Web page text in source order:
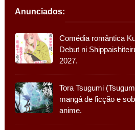
Anunciados:
Comédia romântica
Debut ni
2027.
Tora Tsugumi
mangá de ficção e
anime.